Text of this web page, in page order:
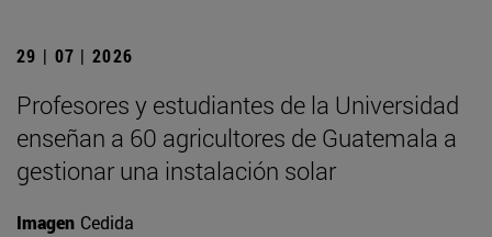
29 | 07 | 2026
Profesores y estudiantes de la Universidad
enseñan a 60 agricultores de Guatemala a
gestionar una instalación solar
Imagen Cedida